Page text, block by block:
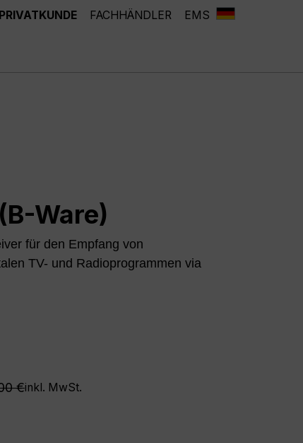
PRIVATKUNDE FACHHÄNDLER EMS
Ware)
für den Empfang von
TV- und Radioprogrammen via
verfügbar.)
Preis:
€inkl. MwSt.